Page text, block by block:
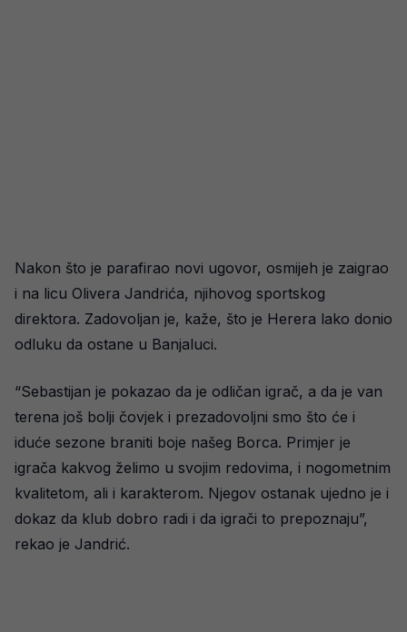
Nakon što je parafirao novi ugovor, osmijeh je zaigrao
i na licu Olivera Jandrića, njihovog sportskog
direktora. Zadovoljan je, kaže, što je Herera lako donio
odluku da ostane u Banjaluci.
“Sebastijan je pokazao da je odličan igrač, a da je van
terena još bolji čovjek i prezadovoljni smo što će i
iduće sezone braniti boje našeg Borca. Primjer je
igrača kakvog želimo u svojim redovima, i nogometnim
kvalitetom, ali i karakterom. Njegov ostanak ujedno je i
dokaz da klub dobro radi i da igrači to prepoznaju”,
rekao je Jandrić.